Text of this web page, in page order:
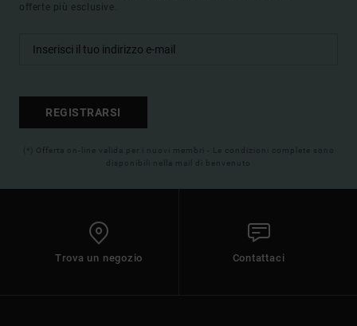
offerte più esclusive.
REGISTRARSI
(*) Offerta on-line valida per i nuovi membri - Le condizioni complete sono
disponibili nella mail di benvenuto
Trova un negozio Contattaci